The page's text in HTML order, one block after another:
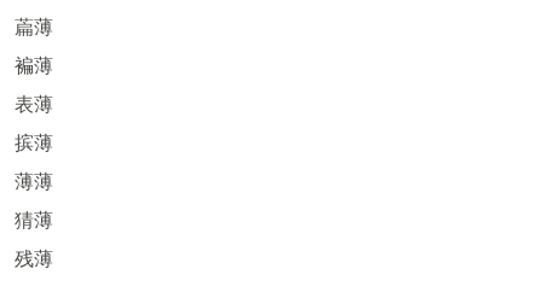
萹薄
褊薄
表薄
摈薄
薄薄
猜薄
残薄